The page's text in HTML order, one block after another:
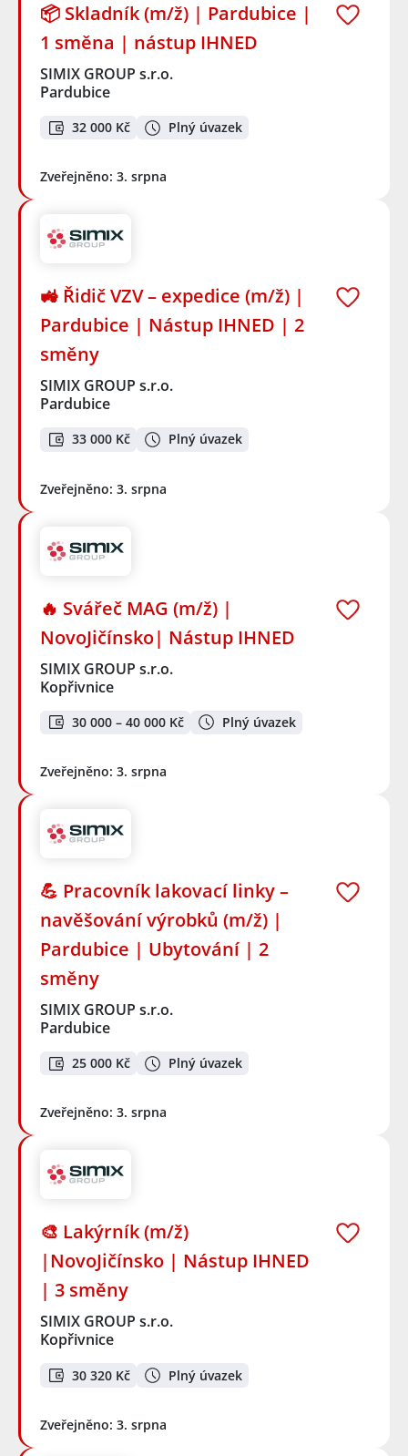
📦 Skladník (m/ž) | Pardubice |
1 směna | nástup IHNED
SIMIX GROUP s.r.o.
Pardubice
32 000 Kč Plný úvazek
Zveřejněno: 3. srpna
🚜 Řidič VZV – expedice (m/ž) |
Pardubice | Nástup IHNED | 2
směny
SIMIX GROUP s.r.o.
Pardubice
33 000 Kč Plný úvazek
Zveřejněno: 3. srpna
🔥 Svářeč MAG (m/ž) |
NovoJičínsko| Nástup IHNED
SIMIX GROUP s.r.o.
Kopřivnice
30 000 – 40 000 Kč Plný úvazek
Zveřejněno: 3. srpna
💪 Pracovník lakovací linky –
navěšování výrobků (m/ž) |
Pardubice | Ubytování | 2
směny
SIMIX GROUP s.r.o.
Pardubice
25 000 Kč Plný úvazek
Zveřejněno: 3. srpna
🎨 Lakýrník (m/ž)
|NovoJičínsko | Nástup IHNED
| 3 směny
SIMIX GROUP s.r.o.
Kopřivnice
30 320 Kč Plný úvazek
Zveřejněno: 3. srpna